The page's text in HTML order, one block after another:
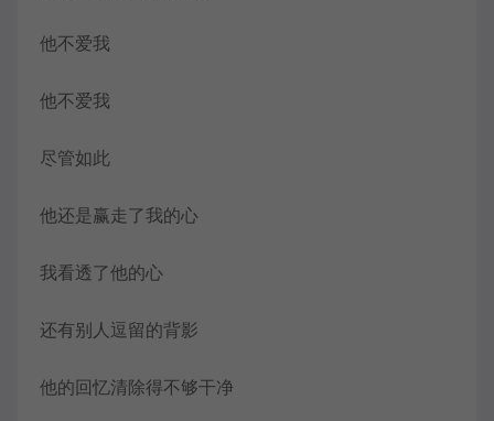
他不爱我
他不爱我
尽管如此
他还是赢走了我的心
我看透了他的心
还有别人逗留的背影
他的回忆清除得不够干净